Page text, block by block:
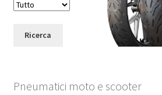
Ricerca
Pneumatici moto e scooter